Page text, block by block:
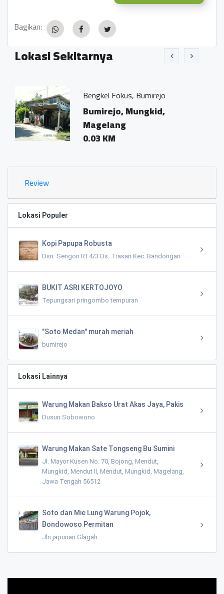
Bagikan:
Lokasi Sekitarnya
Bengkel Fokus, Bumirejo
Bumirejo, Mungkid,
Magelang
0.03 KM
Review
Lokasi Populer
Kopi Papupa Robusta
Dsn. Sengon RT4/3 Ds. Trasan Kec. Bandongan
BUKIT ASRI KERTOJOYO
Tepungsari pringombo tempuran
"Soto Medan" murah meriah
bumirejo
Lokasi Lainnya
Warung Makan Bakso Urat Akas Jaya, Pakis
Dusun Sobowono
Warung Makan Sate Tongseng Bu Sumini
Jl. Mayor Kusen No. 70, Bojong, Mendut,
Mungkid, Mendut II, Mendut, Mungkid, Magelang,
Jawa Tengah 56512
Soto dan Mie Lung Warung Pojok,
Bondowoso Permitan
Jln japunan Glagah